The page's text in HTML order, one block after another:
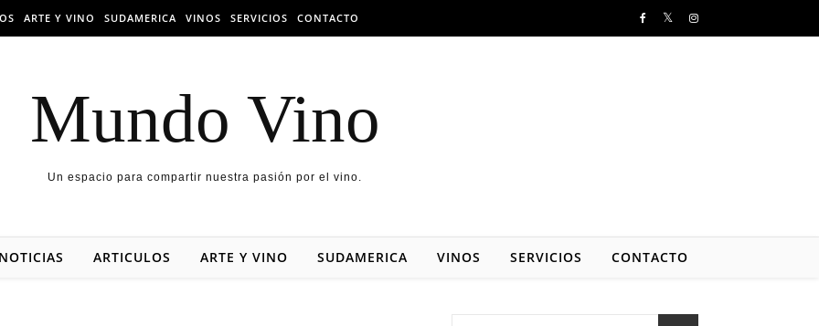
ARTE Y VINO SUDAMERICA VINOS SERVICIOS CONTACTO
Mundo Vino
Un espacio para compartir nuestra pasión por el vino.
ARTICULOS ARTE Y VINO SUDAMERICA VINOS SERVICIOS CONTACTO